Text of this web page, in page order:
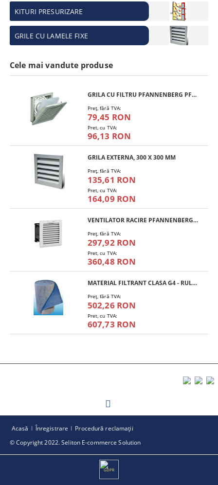
KITURI PRESURIZARE
GRILE CU LAMELE FIXE
Cele mai vandute produse
GRILA CU FILTRU PFANNENBERG PFA 10.000
Preţ, fără TVA:
79,45 RON
Pret, cu TVA:
96,13 RON
GRILA EXTERNA, 300 X 300 MM
Preţ, fără TVA:
135,61 RON
Pret, cu TVA:
164,09 RON
VENTILATOR RACIRE PFANNENBERG PF 11.000
Preţ, fără TVA:
297,92 RON
Pret, cu TVA:
360,48 RON
MATERIAL FILTRANT CLASA G4 - RULOU
Preţ, fără TVA:
502,26 RON
Pret, cu TVA:
607,73 RON
© Copyright 2022. Seliton E-commerce Solution
Acasă Înregistrare Procedură reclamaţii
GDPR